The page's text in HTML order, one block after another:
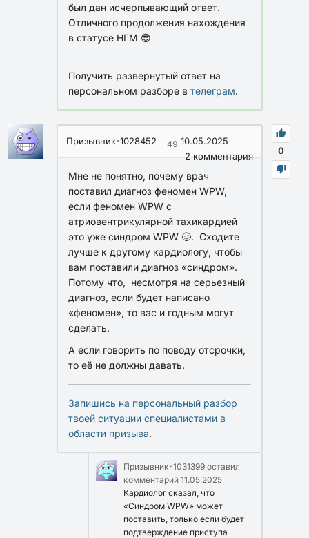
был дан исчерпывающий ответ.
Отличного продолжения нахождения
в статусе НГМ 😎
Получить развернутый ответ на
персональном разборе в телеграм.
0
Призывник-1028452 49 10.05.2025
2комментария
Мне не понятно, почему врач
поставил диагноз феномен WPW,
если феномен WPW с
атриовентрикулярной тахикардией
это уже синдром WPW 🥴. Сходите
лучше к другому кардиологу, чтобы
вам поставили диагноз «синдром».
Потому что, несмотря на серьезный
диагноз, если будет написано
«феномен», то вас и годным могут
сделать.
А если говорить по поводу отсрочки,
то её не должны давать.
Запишись на персональный разбор
твоей ситуации специалистами в
области призыва.
Призывник-1031399 оставил
комментарий 11.05.2025
Кардиолог сказал, что
«Синдром WPW» может
поставить, только если будет
подтверждение приступа